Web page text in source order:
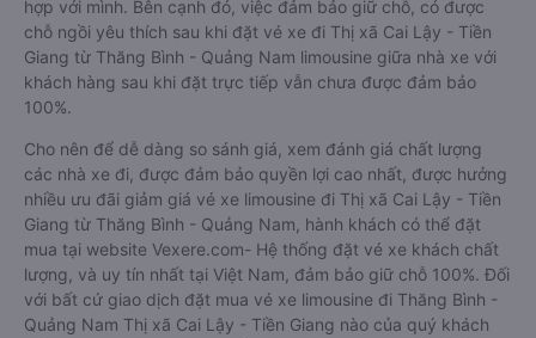
hợp với mình. Bên cạnh đó, việc đảm bảo giữ chỗ, có được
chỗ ngồi yêu thích sau khi đặt vé xe đi Thị xã Cai Lậy - Tiền
Giang từ Thăng Bình - Quảng Nam limousine giữa nhà xe với
khách hàng sau khi đặt trực tiếp vẫn chưa được đảm bảo
100%.
Cho nên để dễ dàng so sánh giá, xem đánh giá chất lượng
các nhà xe đi, được đảm bảo quyền lợi cao nhất, được hưởng
nhiều ưu đãi giảm giá vé xe limousine đi Thị xã Cai Lậy - Tiền
Giang từ Thăng Bình - Quảng Nam, hành khách có thể đặt
mua tại website Vexere.com- Hệ thống đặt vé xe khách chất
lượng, và uy tín nhất tại Việt Nam, đảm bảo giữ chỗ 100%. Đối
với bất cứ giao dịch đặt mua vé xe limousine đi Thăng Bình -
Quảng Nam Thị xã Cai Lậy - Tiền Giang nào của quý khách